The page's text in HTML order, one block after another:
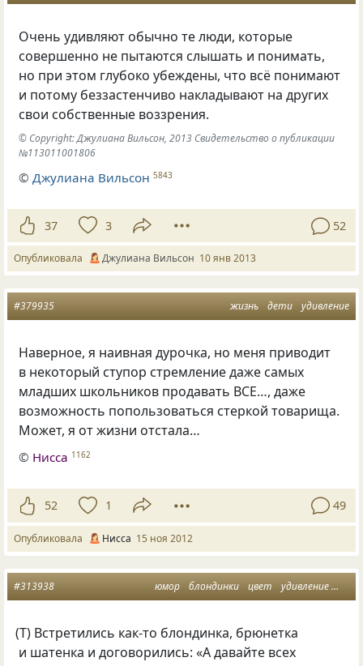
Очень удивляют обычно те люди, которые
совершенно не пытаются слышать и понимать,
но при этом глубоко убеждены, что всё понимают
и потому беззастенчиво накладывают на других
свои собственные воззрения.
© Copyright: Джулиана Вильсон, 2013 Свидетельство о публикации
№113011001806
© Джулиана Вильсон 5843
37 3 52
Опубликовала Джулиана Вильсон 10 янв 2013
жизнь дети удивление
#379935
Наверное, я наивная дурочка, но меня приводит
в некоторый ступор стремление даже самых
младших школьников продавать ВСЕ…, даже
возможность попользоваться стеркой товарища.
Может, я от жизни отстала…
© Нисса 1162
52 1 49
Опубликовала Нисса 15 ноя 2012
юмор блондинки цвет удивление
#313938
(Т) Встретились как-то блондинка, брюнетка
и шатенка и договорились: «А давайте всех